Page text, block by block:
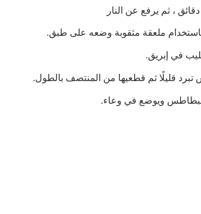
ملعقة مثقوبة وضعه على طبق.
في إبريق.
تبرد قليلًا ثم قطعيها من المنتصف بالطول.
ويوضع في وعاء.